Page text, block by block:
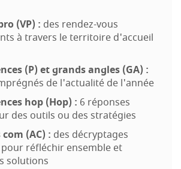
(VP) : des rendez-vous
à travers le territoire d'accueil
(P) et grands angles (GA) :
de l'actualité de l'année
hop (Hop) : 6 réponses
des outils ou des stratégies
(AC) : des décryptages
réfléchir ensemble et
solutions